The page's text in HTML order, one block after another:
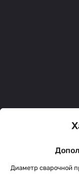
Диаметр сварочной